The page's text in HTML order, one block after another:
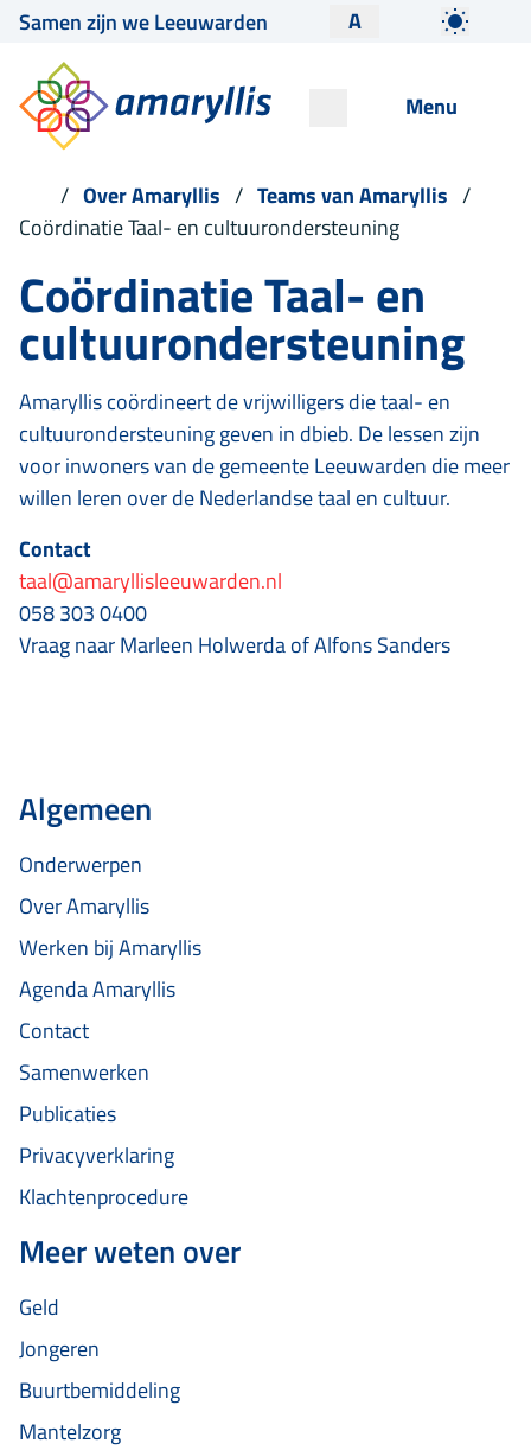
Samen zijn we Leeuwarden A
Menu
Over Amaryllis
Teams van Amaryllis
Coördinatie Taal- en cultuurondersteuning
Coördinatie Taal- en
cultuurondersteuning
Amaryllis coördineert de vrijwilligers die taal- en
cultuurondersteuning geven in dbieb. De lessen zijn
voor inwoners van de gemeente Leeuwarden die meer
willen leren over de Nederlandse taal en cultuur.
Contact
taal@amaryllisleeuwarden.nl
058 303 0400
Vraag naar Marleen Holwerda of Alfons Sanders
Algemeen
Onderwerpen
Over Amaryllis
Werken bij Amaryllis
Agenda Amaryllis
Contact
Samenwerken
Publicaties
Privacyverklaring
Klachtenprocedure
Meer weten over
Geld
Jongeren
Buurtbemiddeling
Mantelzorg